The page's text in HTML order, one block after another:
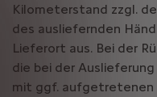
Kilometerstand zzgl.
des ausliefernden
Lieferort aus. Bei der
die bei der
mit ggf. aufgetretenen